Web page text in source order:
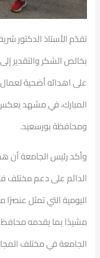
تقدّم الأستاذ الدكتور
بخالص الشكر والتقدير
على اهدائه أضحية
المبارك، في مشهد
ومحافظة بورسعيد.
وأكد رئيس الجامعة أن
الدائم على دعم مختلف
اليومية التي تمثل
مشيدًا بما يقدمه
الجامعة في مختلف